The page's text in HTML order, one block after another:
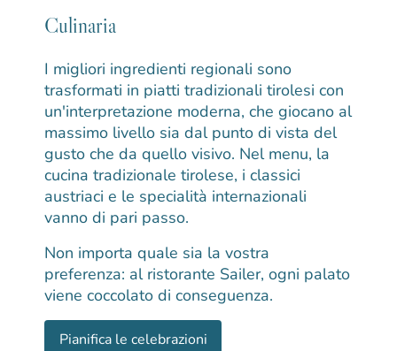
Culinaria
I migliori ingredienti regionali sono
trasformati in piatti tradizionali tirolesi con
un'interpretazione moderna, che giocano al
massimo livello sia dal punto di vista del
gusto che da quello visivo. Nel menu, la
cucina tradizionale tirolese, i classici
austriaci e le specialità internazionali
vanno di pari passo.
Non importa quale sia la vostra
preferenza: al ristorante Sailer, ogni palato
viene coccolato di conseguenza.
Pianifica le celebrazioni